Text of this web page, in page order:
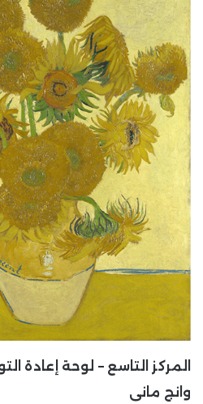
المركز التاسع – لوحة إعادة
وانج مانى